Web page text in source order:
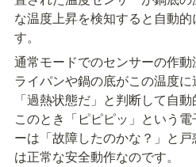
な温度上昇を検知すると自動
す。
通常モードでのセンサーの作動
ライパンや鍋の底がこの温度
「過熱状態だ」と判断して自
このとき「ピピピッ」という
ーは「故障したのかな？」と
は正常な安全動作なのです。